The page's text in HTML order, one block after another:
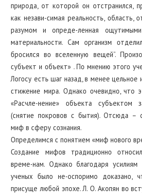
природа, от которой он отстранился,
как незави-симая реальность, область,
разумом и опреде-ленная
материальности. Сам организм
бросился во вселенную вещей”.
субъект и объект» . По мнению этого
Логосу есть шаг назад, в менее цельное
стижение мира. Однако очевидно, что
«Расчле-нение» объекта субъектом
(снятие покровов с бытия). Отсюда –
миф в сферу сознания.
Определимся с понятием «миф нового
Создание мифов традиционно
време-нам. Однако благодаря
ученых было не-оспоримо доказано,
присуще любой эпохе. Л. О. Акопян во